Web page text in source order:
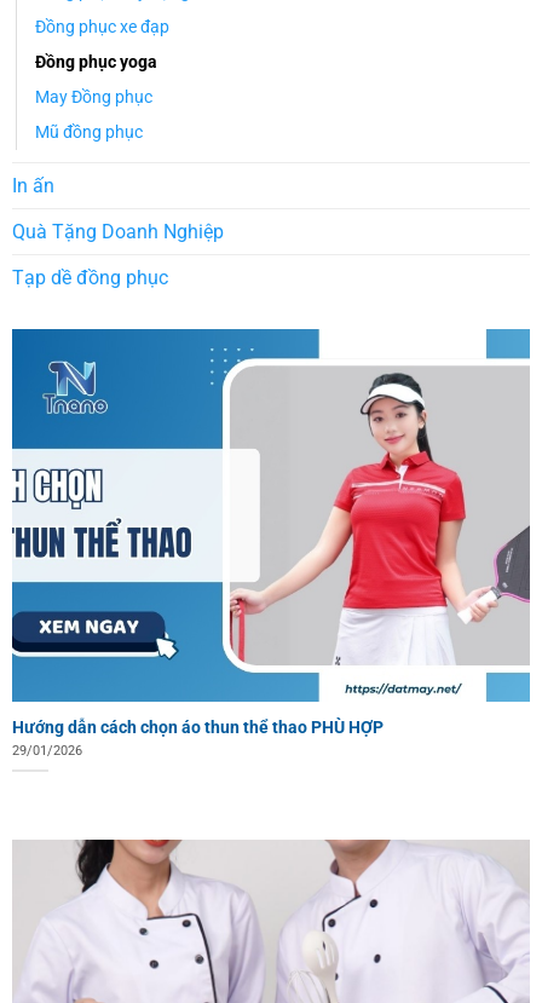
Đồng phục xe đạp
Đồng phục yoga
May Đồng phục
Mũ đồng phục
In ấn
Quà Tặng Doanh Nghiệp
Tạp dề đồng phục
Hướng dẫn cách chọn áo thun thể thao PHÙ HỢP
29/01/2026